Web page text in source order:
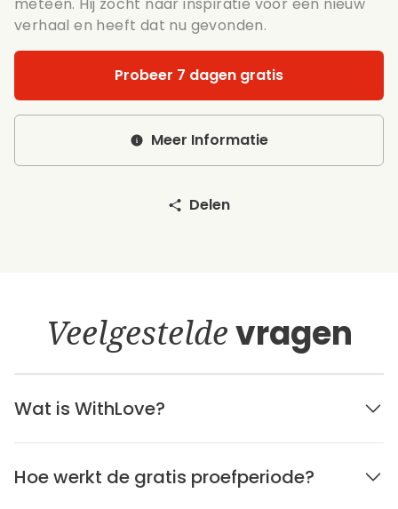
verhaal en heeft dat nu gevonden.
Probeer 7 dagen gratis
Meer Informatie
Delen
Veelgesteldevragen
Wat is WithLove?
Hoe werkt de gratis proefperiode?